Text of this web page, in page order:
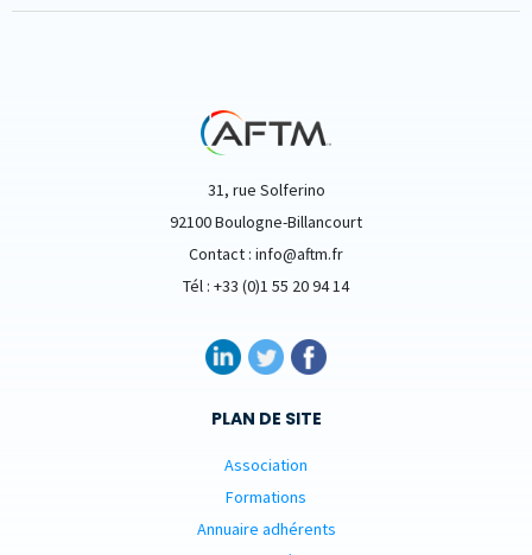
31, rue Solferino
92100 Boulogne-Billancourt
Contact : info@aftm.fr
Tél : +33 (0)1 55 20 94 14
PLAN DE SITE
Association
Formations
Annuaire adhérents